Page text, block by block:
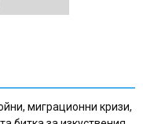
миграционни кризи,